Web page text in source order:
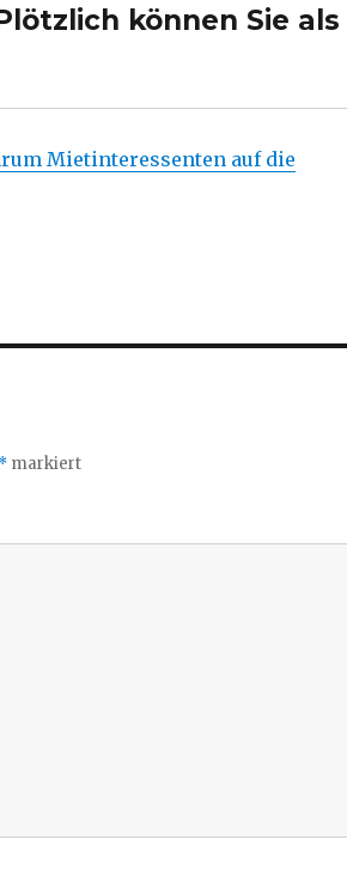
können Sie als
Mietinteressenten auf die
* markiert